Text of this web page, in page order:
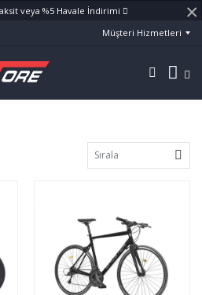
veya %5 Havale İndirimi ×
Müşteri Hizmetleri